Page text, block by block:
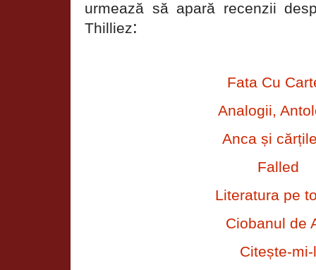
urmează să apară recenzii
Thilliez:
Fata Cu
Analogii,
Anca și
Falled
Literatura pe
Ciobanul de
Citește-